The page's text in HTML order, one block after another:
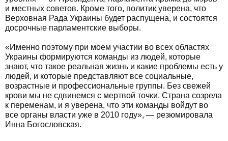
и местных советов. Кроме того, политик уверена, что
Верховная Рада Украины будет распущена, и состоятся
досрочные парламентские выборы.
«Именно поэтому при моем участии во всех областях
Украины формируются команды из людей, которые
знают, что такое реальная жизнь и какие проблемы есть у
людей, и которые представляют все социальные,
возрастные и профессиональные группы. Без свежей
крови мы не сдвинемся с мертвой точки. Страна созрела
к переменам, и я уверена, что эти команды войдут во
все органы власти уже в 2010 году», — резюмировала
Инна Богословская.